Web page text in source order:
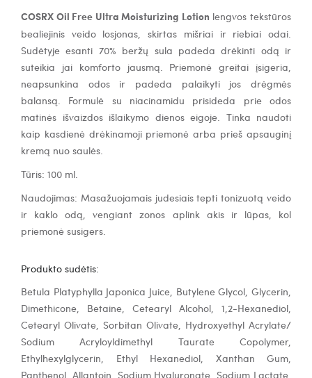
COSRX Oil Free Ultra Moisturizing Lotion lengvos tekstūros
bealiejinis veido losjonas, skirtas mišriai ir riebiai odai.
Sudėtyje esanti 70% beržų sula padeda drėkinti odą ir
suteikia jai komforto jausmą. Priemonė greitai įsigeria,
neapsunkina odos ir padeda palaikyti jos drėgmės
balansą. Formulė su niacinamidu prisideda prie odos
matinės išvaizdos išlaikymo dienos eigoje. Tinka naudoti
kaip kasdienė drėkinamoji priemonė arba prieš apsauginį
kremą nuo saulės.
Tūris: 100 ml.
Naudojimas: Masažuojamais judesiais tepti tonizuotą veido
ir kaklo odą, vengiant zonos aplink akis ir lūpas, kol
priemonė susigers.
Produkto sudėtis:
Betula Platyphylla Japonica Juice, Butylene Glycol, Glycerin,
Dimethicone, Betaine, Cetearyl Alcohol, 1,2-Hexanediol,
Cetearyl Olivate, Sorbitan Olivate, Hydroxyethyl Acrylate/
Sodium Acryloyldimethyl Taurate Copolymer,
Ethylhexylglycerin, Ethyl Hexanediol, Xanthan Gum,
Panthenol, Allantoin, Sodium Hyaluronate, Sodium Lactate,